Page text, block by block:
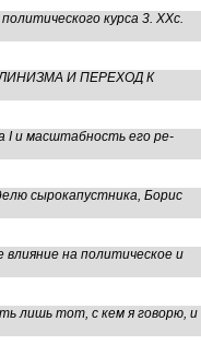
курса 3. ХХс.
И ПЕРЕХОД К
I и масштабность его ре-
сырокапустника, Борис
на политическое и
лишь тот, с кем я говорю, и